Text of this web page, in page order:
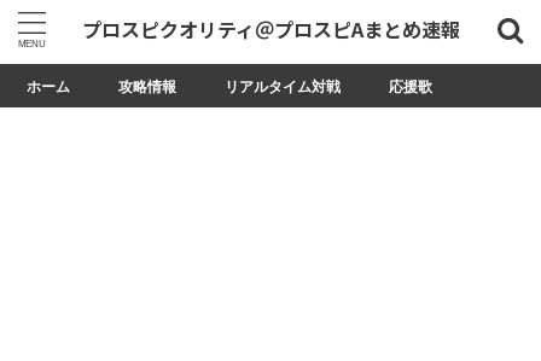
プロスピクオリティ＠プロスピAまとめ速報
ホーム 攻略情報 リアルタイム対戦 応援歌